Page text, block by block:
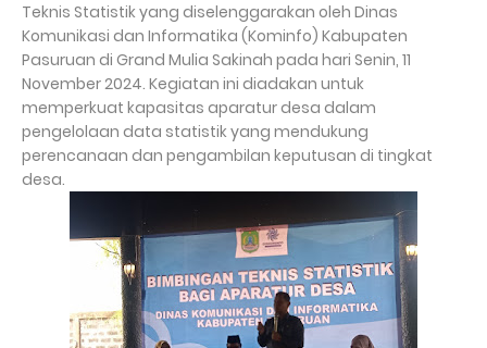
Teknis Statistik yang diselenggarakan oleh Dinas
Komunikasi dan Informatika (Kominfo) Kabupaten
Pasuruan di Grand Mulia Sakinah pada hari Senin, 11
November 2024. Kegiatan ini diadakan untuk
memperkuat kapasitas aparatur desa dalam
pengelolaan data statistik yang mendukung
perencanaan dan pengambilan keputusan di tingkat
desa.